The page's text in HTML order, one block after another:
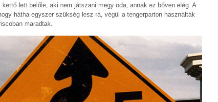
lett belőle, aki nem játszani megy oda, annak ez bőven elég. A
hátha egyszer szükség lesz rá, végül a tengerparton használták
maradtak.